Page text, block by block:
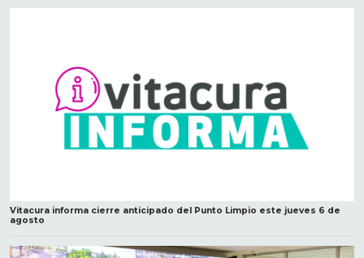
Vitacura informa cierre anticipado del Punto Limpio este jueves 6 de
agosto